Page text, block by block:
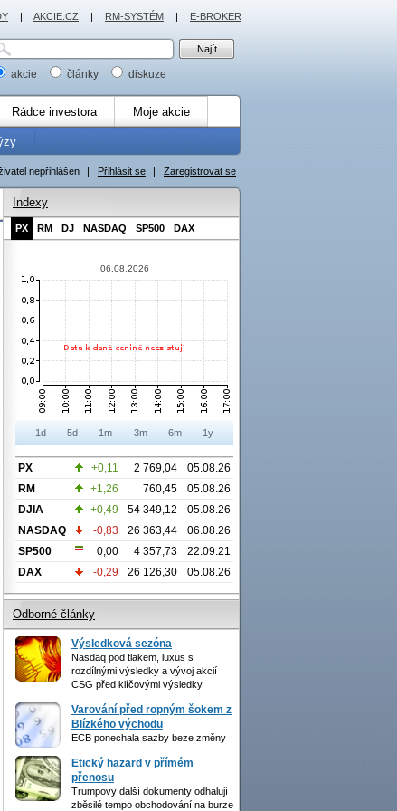
akcie články diskuze
Rádce investora Moje akcie
nepřihlášen | Přihlásit se | Zaregistrovat se
Indexy
PX RM DJ NASDAQ SP500 DAX
06.08.2026
1d 5d 1m 3m 6m 1y
PX +0,11 2 769,04
05.08.26
RM
+1,26 760,45
05.08.26
DJIA
+0,49 54 349,12
05.08.26
NASDAQ
-0,83 26 363,44
06.08.26
SP500
0,00 4 357,73
22.09.21
DAX
-0,29 26 126,30 05.08.26
Odborné články
Výsledková sezóna
Nasdaq pod tlakem, luxus s
rozdílnými výsledky a vývoj akcií
CSG před klíčovými výsledky
Varování před ropným šokem z
Blízkého východu
ECB ponechala sazby beze změny
Etický hazard v přímém
přenosu
Trumpovy další dokumenty odhalují
zběsilé tempo obchodování na burze
| AKCIE.CZ | RM-SYSTÉM | E-BROKER